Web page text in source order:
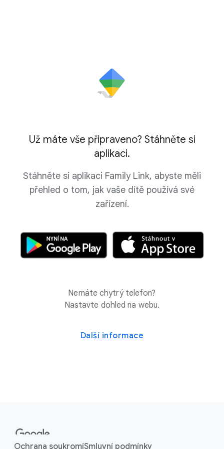
spravovat pomocí aplikace Family Link.
Už máte vše připraveno? Stáhněte si
aplikaci.
Stáhněte si aplikaci Family Link, abyste měli
přehled o tom, jak vaše dítě používá své
zařízení.
Nemáte chytrý telefon?
Nastavte dohled na webu.
Další informace
Ochrana soukromíSmluvní podmínky